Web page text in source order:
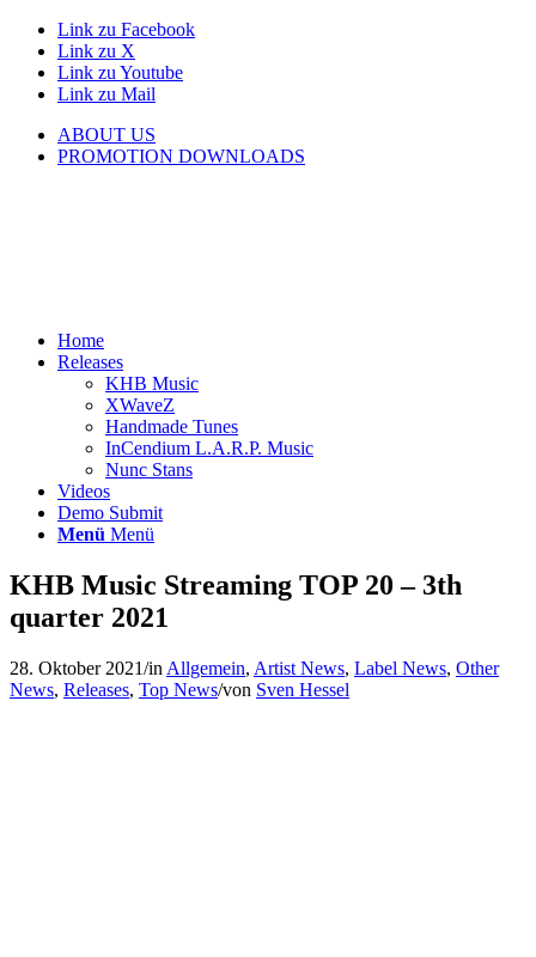
Link zu Facebook
Link zu X
Link zu Youtube
Link zu Mail
ABOUT US
PROMOTION DOWNLOADS
Home
Releases
KHB Music
XWaveZ
Handmade Tunes
InCendium L.A.R.P. Music
Nunc Stans
Videos
Demo Submit
Menü Menü
KHB Music Streaming TOP 20 – 3th
quarter 2021
28. Oktober 2021/in Allgemein, Artist News, Label News, Other
News, Releases, Top News/von Sven Hessel